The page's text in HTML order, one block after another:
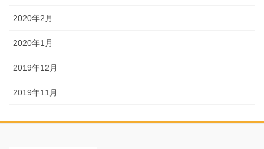
2020年2月
2020年1月
2019年12月
2019年11月